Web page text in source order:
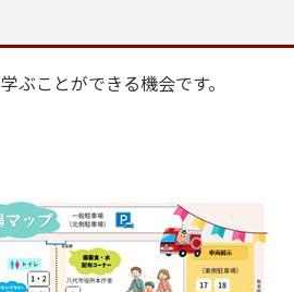
ことができる機会です。